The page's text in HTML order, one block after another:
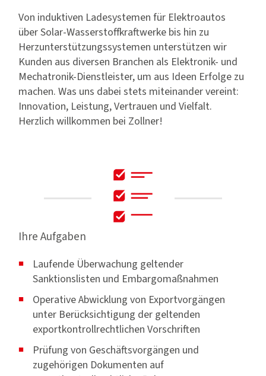
Von induktiven Ladesystemen für Elektroautos
über Solar-Wasserstoffkraftwerke bis hin zu
Herzunterstützungssystemen unterstützen wir
Kunden aus diversen Branchen als Elektronik- und
Mechatronik-Dienstleister, um aus Ideen Erfolge zu
machen. Was uns dabei stets miteinander vereint:
Innovation, Leistung, Vertrauen und Vielfalt.
Herzlich willkommen bei Zollner!
Ihre Aufgaben
Laufende Überwachung geltender
Sanktionslisten und Embargomaßnahmen
Operative Abwicklung von Exportvorgängen
unter Berücksichtigung der geltenden
exportkontrollrechtlichen Vorschriften
Prüfung von Geschäftsvorgängen und
zugehörigen Dokumenten auf